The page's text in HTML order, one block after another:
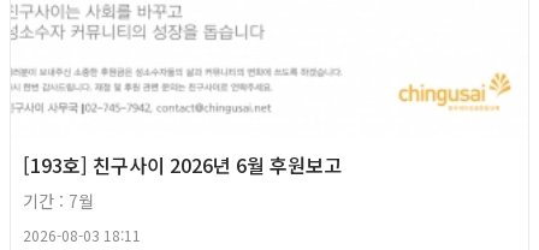
[193호] 친구사이 2026년 6월 후원보고
기간 : 7월
2026-08-03 18:11